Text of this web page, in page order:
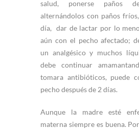
salud, ponerse paños
alternándolos con paños
día, dar de lactar por lo
aún con el pecho afectado;
un analgésico y muchos
debe continuar
tomara antibióticos, puede
pecho después de 2 días.
Aunque la madre esté
materna siempre es buena.